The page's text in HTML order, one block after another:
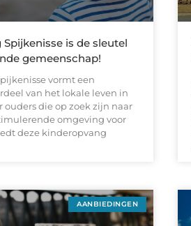
is de sleutel
gemeenschap!
vormt een
van het lokale leven in
ouders die op zoek zijn naar
omgeving voor
deze kinderopvang
AANBIEDINGEN